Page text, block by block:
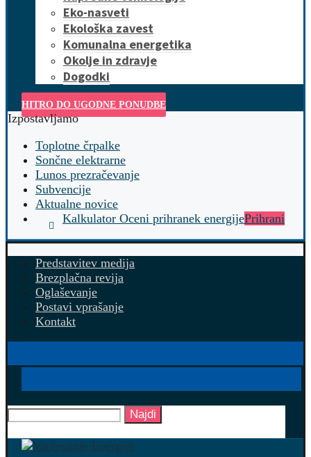
Eko-nasveti
Ekološka zavest
Komunalna energetika
Okolje in zdravje
Dogodki
HITRO DO UGODNE PONUDBE
Izpostavljamo
Toplotne črpalke
Sončne elektrarne
Lunos prezračevanje
Subvencije
Aktualne novice
Kalkulator Oceni prihranek energijePrihrani
Predstavitev medija
Brezplačna revija
Oglaševanje
Postavi vprašanje
Kontakt
Najdi